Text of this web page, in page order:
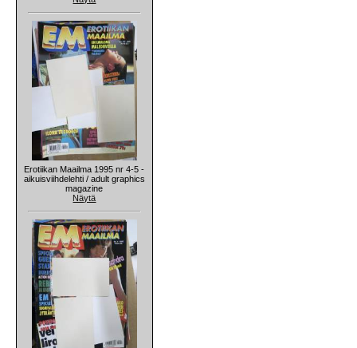
Erotiikan Maailma 1995 nr 4-5 -
aikuisviihdelehti / adult graphics
magazine
Näytä